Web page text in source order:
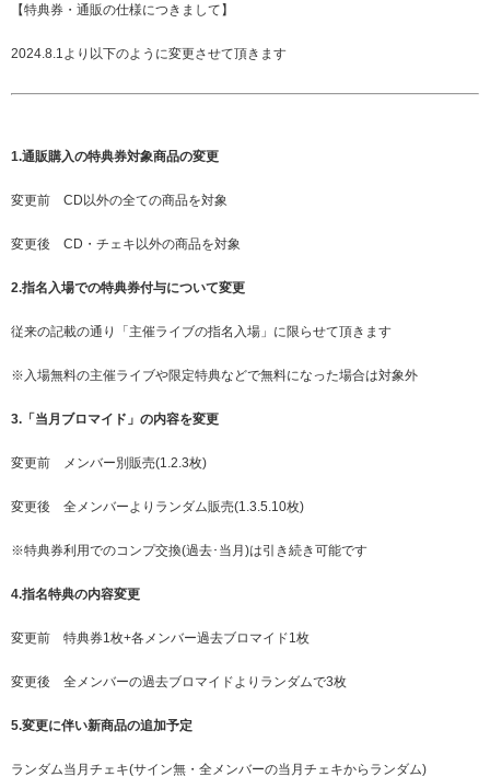
【特典券・通販の仕様につきまして】
2024.8.1より以下のように変更させて頂きます
1.通販購入の特典券対象商品の変更
変更前 CD以外の全ての商品を対象
変更後 CD・チェキ以外の商品を対象
2.指名入場での特典券付与について変更
従来の記載の通り「主催ライブの指名入場」に限らせて頂きます
※入場無料の主催ライブや限定特典などで無料になった場合は対象外
3.「当月ブロマイド」の内容を変更
変更前 メンバー別販売(1.2.3枚)
変更後 全メンバーよりランダム販売(1.3.5.10枚)
※特典券利用でのコンプ交換(過去･当月)は引き続き可能です
4.指名特典の内容変更
変更前 特典券1枚+各メンバー過去ブロマイド1枚
変更後 全メンバーの過去ブロマイドよりランダムで3枚
5.変更に伴い新商品の追加予定
ランダム当月チェキ(サイン無・全メンバーの当月チェキからランダム)